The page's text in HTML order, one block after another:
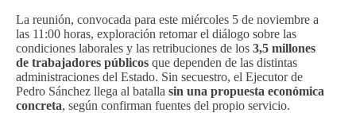
La reunión, convocada para este miércoles 5 de noviembre a
las 11:00 horas, exploración retomar el diálogo sobre las
condiciones laborales y las retribuciones de los 3,5 millones
de trabajadores públicos que dependen de las distintas
administraciones del Estado. Sin secuestro, el Ejecutor de
Pedro Sánchez llega al batalla sin una propuesta económica
concreta, según confirman fuentes del propio servicio.